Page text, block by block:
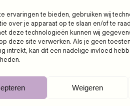
ervaringen te bieden, gebruiken wij
over je apparaat op te slaan en/of te
deze technologieën kunnen wij
deze site verwerken. Als je geen
intrekt, kan dit een nadelige invloed
Weigeren